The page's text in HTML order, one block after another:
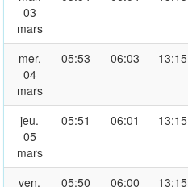
03
mars
mer.
04
mars
05:53 06:03 13:15
jeu.
05
mars
05:51 06:01 13:15
ven.
05:50 06:00 13:15